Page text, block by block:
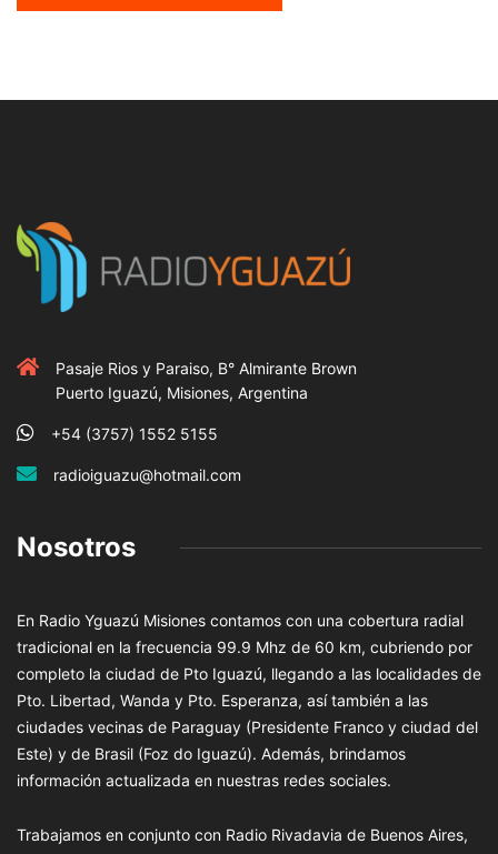
Pasaje Rios y Paraiso, B° Almirante Brown
Puerto Iguazú, Misiones, Argentina
+54 (3757) 1552 5155
radioiguazu@hotmail.com
Nosotros
En Radio Yguazú Misiones contamos con una cobertura radial
tradicional en la frecuencia 99.9 Mhz de 60 km, cubriendo por
completo la ciudad de Pto Iguazú, llegando a las localidades de
Pto. Libertad, Wanda y Pto. Esperanza, así también a las
ciudades vecinas de Paraguay (Presidente Franco y ciudad del
Este) y de Brasil (Foz do Iguazú). Además, brindamos
información actualizada en nuestras redes sociales.
Trabajamos en conjunto con Radio Rivadavia de Buenos Aires,